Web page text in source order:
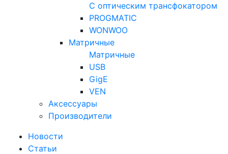
С оптическим трансфокатором
PROGMATIC
WONWOO
Матричные
Матричные
USB
GigE
VEN
Аксессуары
Производители
Новости
Статьи